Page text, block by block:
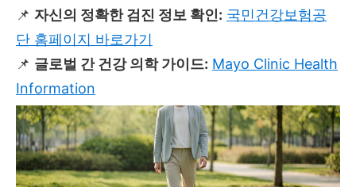
📌 자신의 정확한 검진 정보 확인: 국민건강보험공
단 홈페이지 바로가기
📌 글로벌 간 건강 의학 가이드: Mayo Clinic Health
Information